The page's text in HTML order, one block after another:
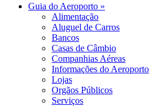
Guia do Aeroporto »
Alimentação
Aluguel de Carros
Bancos
Casas de Câmbio
Companhias Aéreas
Informações do Aeroporto
Lojas
Orgãos Públicos
Serviços